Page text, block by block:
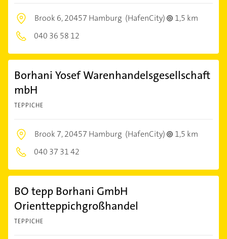
Brook 6,20457 Hamburg (HafenCity)
1,5 km
040 36 58 12
Borhani Yosef Warenhandelsgesellschaft
mbH
TEPPICHE
Brook 7,20457 Hamburg (HafenCity)
1,5 km
040 37 31 42
BO tepp Borhani GmbH
Orientteppichgroßhandel
TEPPICHE